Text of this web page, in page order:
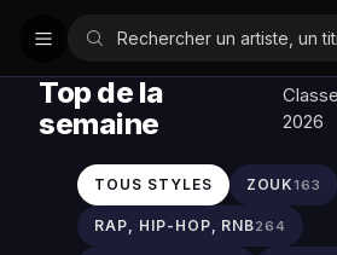
Top de la
semaine
2026
TOUS STYLES ZOUK163
RAP, HIP-HOP, RNB264